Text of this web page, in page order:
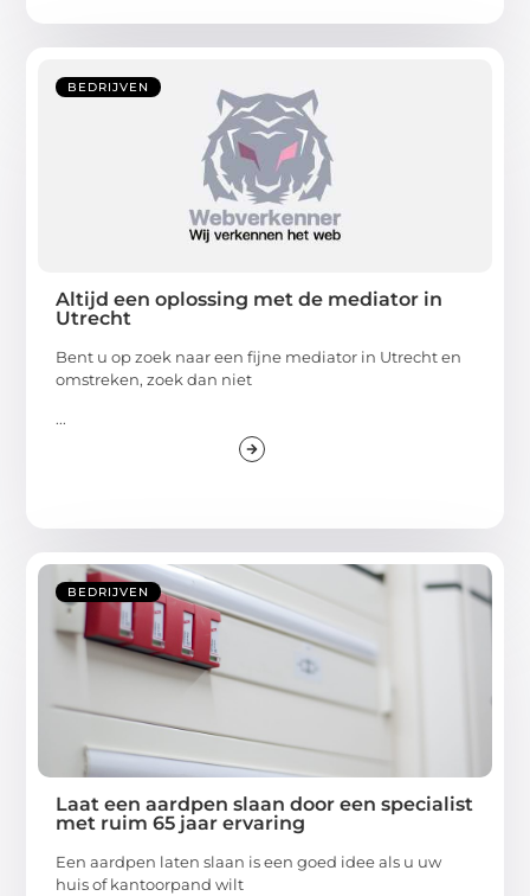
BEDRIJVEN
Altijd een oplossing met de mediator in
Utrecht
Bent u op zoek naar een fijne mediator in Utrecht en
omstreken, zoek dan niet
...
BEDRIJVEN
Laat een aardpen slaan door een specialist
met ruim 65 jaar ervaring
Een aardpen laten slaan is een goed idee als u uw
huis of kantoorpand wilt